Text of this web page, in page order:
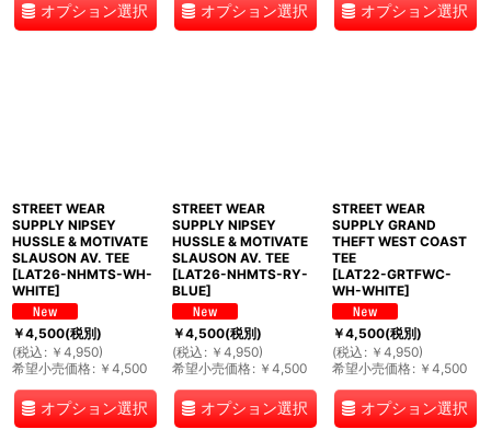
オプション選択 オプション選択 オプション選択
STREET WEAR
SUPPLY NIPSEY
HUSSLE & MOTIVATE
SLAUSON AV. TEE
[LAT26-NHMTS-WH-
WHITE]
￥4,500(税別)
(税込 : ￥ 4,950)
希望小売価格: ￥ 4,500
オプション選択
STREET WEAR
SUPPLY NIPSEY
HUSSLE & MOTIVATE
SLAUSON AV. TEE
[LAT26-NHMTS-RY-
BLUE]
￥4,500(税別)
(税込 : ￥ 4,950)
希望小売価格: ￥ 4,500
オプション選択
STREET WEAR
SUPPLY GRAND
THEFT WEST COAST
TEE
[LAT22-GRTFWC-
WH-WHITE]
￥4,500(税別)
(税込 : ￥ 4,950)
希望小売価格: ￥ 4,500
オプション選択